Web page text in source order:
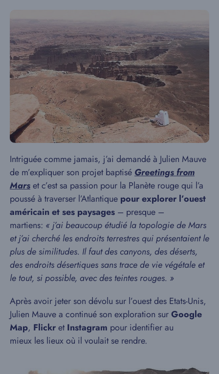
Intriguée comme jamais, j’ai demandé à Julien Mauve
de m’expliquer son projet baptisé Greetings from
Marset c’est sa passion pour la Planète rouge qui l’a
poussé à traverser l’Atlantique pour explorer l’ouest
américain et ses paysages – presque –
martiens: « j’ai beaucoup étudié la topologie de Mars
et j’ai cherché les endroits terrestres qui présentaient le
plus de similitudes. Il faut des canyons, des déserts,
des endroits désertiques sans trace de vie végétale et
le tout, si possible, avec des teintes rouges. »
Après avoir jeter son dévolu sur l’ouest des Etats-Unis,
Julien Mauve a continué son exploration surGoogle
Map, FlickretInstagram pour identifier au
mieux les lieux où il voulait se rendre.